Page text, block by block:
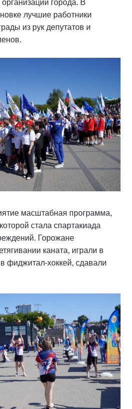
города. В
лучшие работники
из рук депутатов и
масштабная программа,
стала спартакиада
Горожане
каната, играли в
фиджитал-хоккей, сдавали